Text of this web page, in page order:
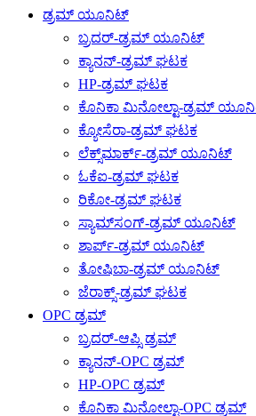
ಡ್ರಮ್ ಯೂನಿಟ್
ಬ್ರದರ್-ಡ್ರಮ್ ಯೂನಿಟ್
ಕ್ಯಾನನ್-ಡ್ರಮ್ ಘಟಕ
HP-ಡ್ರಮ್ ಘಟಕ
ಕೊನಿಕಾ ಮಿನೋಲ್ಟಾ-ಡ್ರಮ್
ಕ್ಯೋಸೆರಾ-ಡ್ರಮ್ ಘಟಕ
ಲೆಕ್ಸ್‌ಮಾರ್ಕ್-ಡ್ರಮ್ ಯೂನಿಟ್
ಓಕೆಐ-ಡ್ರಮ್ ಘಟಕ
ರಿಕೋ-ಡ್ರಮ್ ಘಟಕ
ಸ್ಯಾಮ್‌ಸಂಗ್-ಡ್ರಮ್ ಯೂನಿಟ್
ಶಾರ್ಪ್-ಡ್ರಮ್ ಯೂನಿಟ್
ತೋಷಿಬಾ-ಡ್ರಮ್ ಯೂನಿಟ್
ಜೆರಾಕ್ಸ್-ಡ್ರಮ್ ಘಟಕ
OPC ಡ್ರಮ್
ಬ್ರದರ್-ಆಪ್ಸಿ ಡ್ರಮ್
ಕ್ಯಾನನ್-OPC ಡ್ರಮ್
HP-OPC ಡ್ರಮ್
ಕೊನಿಕಾ ಮಿನೋಲ್ಟಾ-OPC ಡ್ರಮ್